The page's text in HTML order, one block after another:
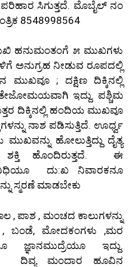
ಸಿಗುತ್ತದೆ. ಮೊಬೈಲ್ ನಂ
8548998564
ಹನುಮಂತಂಗೆ ೫ ಮುಖಗಳು
ಅನುಗ್ರಹ ನೀಡುವ ರೂಪದಲ್ಲಿ
ಮುಖವೂ ; ದಕ್ಷಿಣ ದಿಕ್ಕಿನಲ್ಲಿ
ಇದ್ದು. ಪಶ್ಚಿಮ
ದಿಕ್ಕಿನಲ್ಲಿ ಹಂದಿಯ ಮುಖವೂ
ನಾಶ ಪಡಿಸುತ್ತಿದೆ. ಊರ್ಧ್ವ
ಹೋಲುತ್ತಿದ್ದು ದೈತ್ಯ
ಶಕ್ತಿ ಹೊಂದಿರುತ್ತದೆ. ಈ
ದು:ಖ ನಿವಾರಕನೂ
ಸ್ಮರಣೆ ಮಾಡಬೇಕು
, ಪಾಶ , ಮಂಚದ ಕಾಲುಗಳನ್ನು
ಬಂಡೆ, ಮೋದಕಂಗಳು ,ಮರ
ಜ್ಞಾನಮುದ್ರೆಯೂ ಇದ್ದು.
ದಿವ್ಯ ಮಂದಾರ ಹೂವಿನ